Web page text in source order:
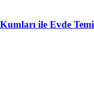
ile Evde